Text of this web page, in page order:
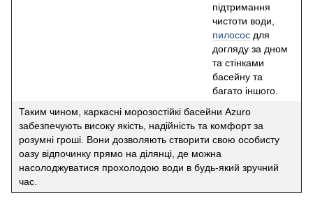
підтримання
чистоти води,
пилосос для
догляду за дном
та стінками
басейну та
багато іншого.
Таким чином, каркасні морозостійкі басейни Azuro
забезпечують високу якість, надійність та комфорт за
розумні гроші. Вони дозволяють створити свою особисту
оазу відпочинку прямо на ділянці, де можна
насолоджуватися прохолодою води в будь-який зручний
час.